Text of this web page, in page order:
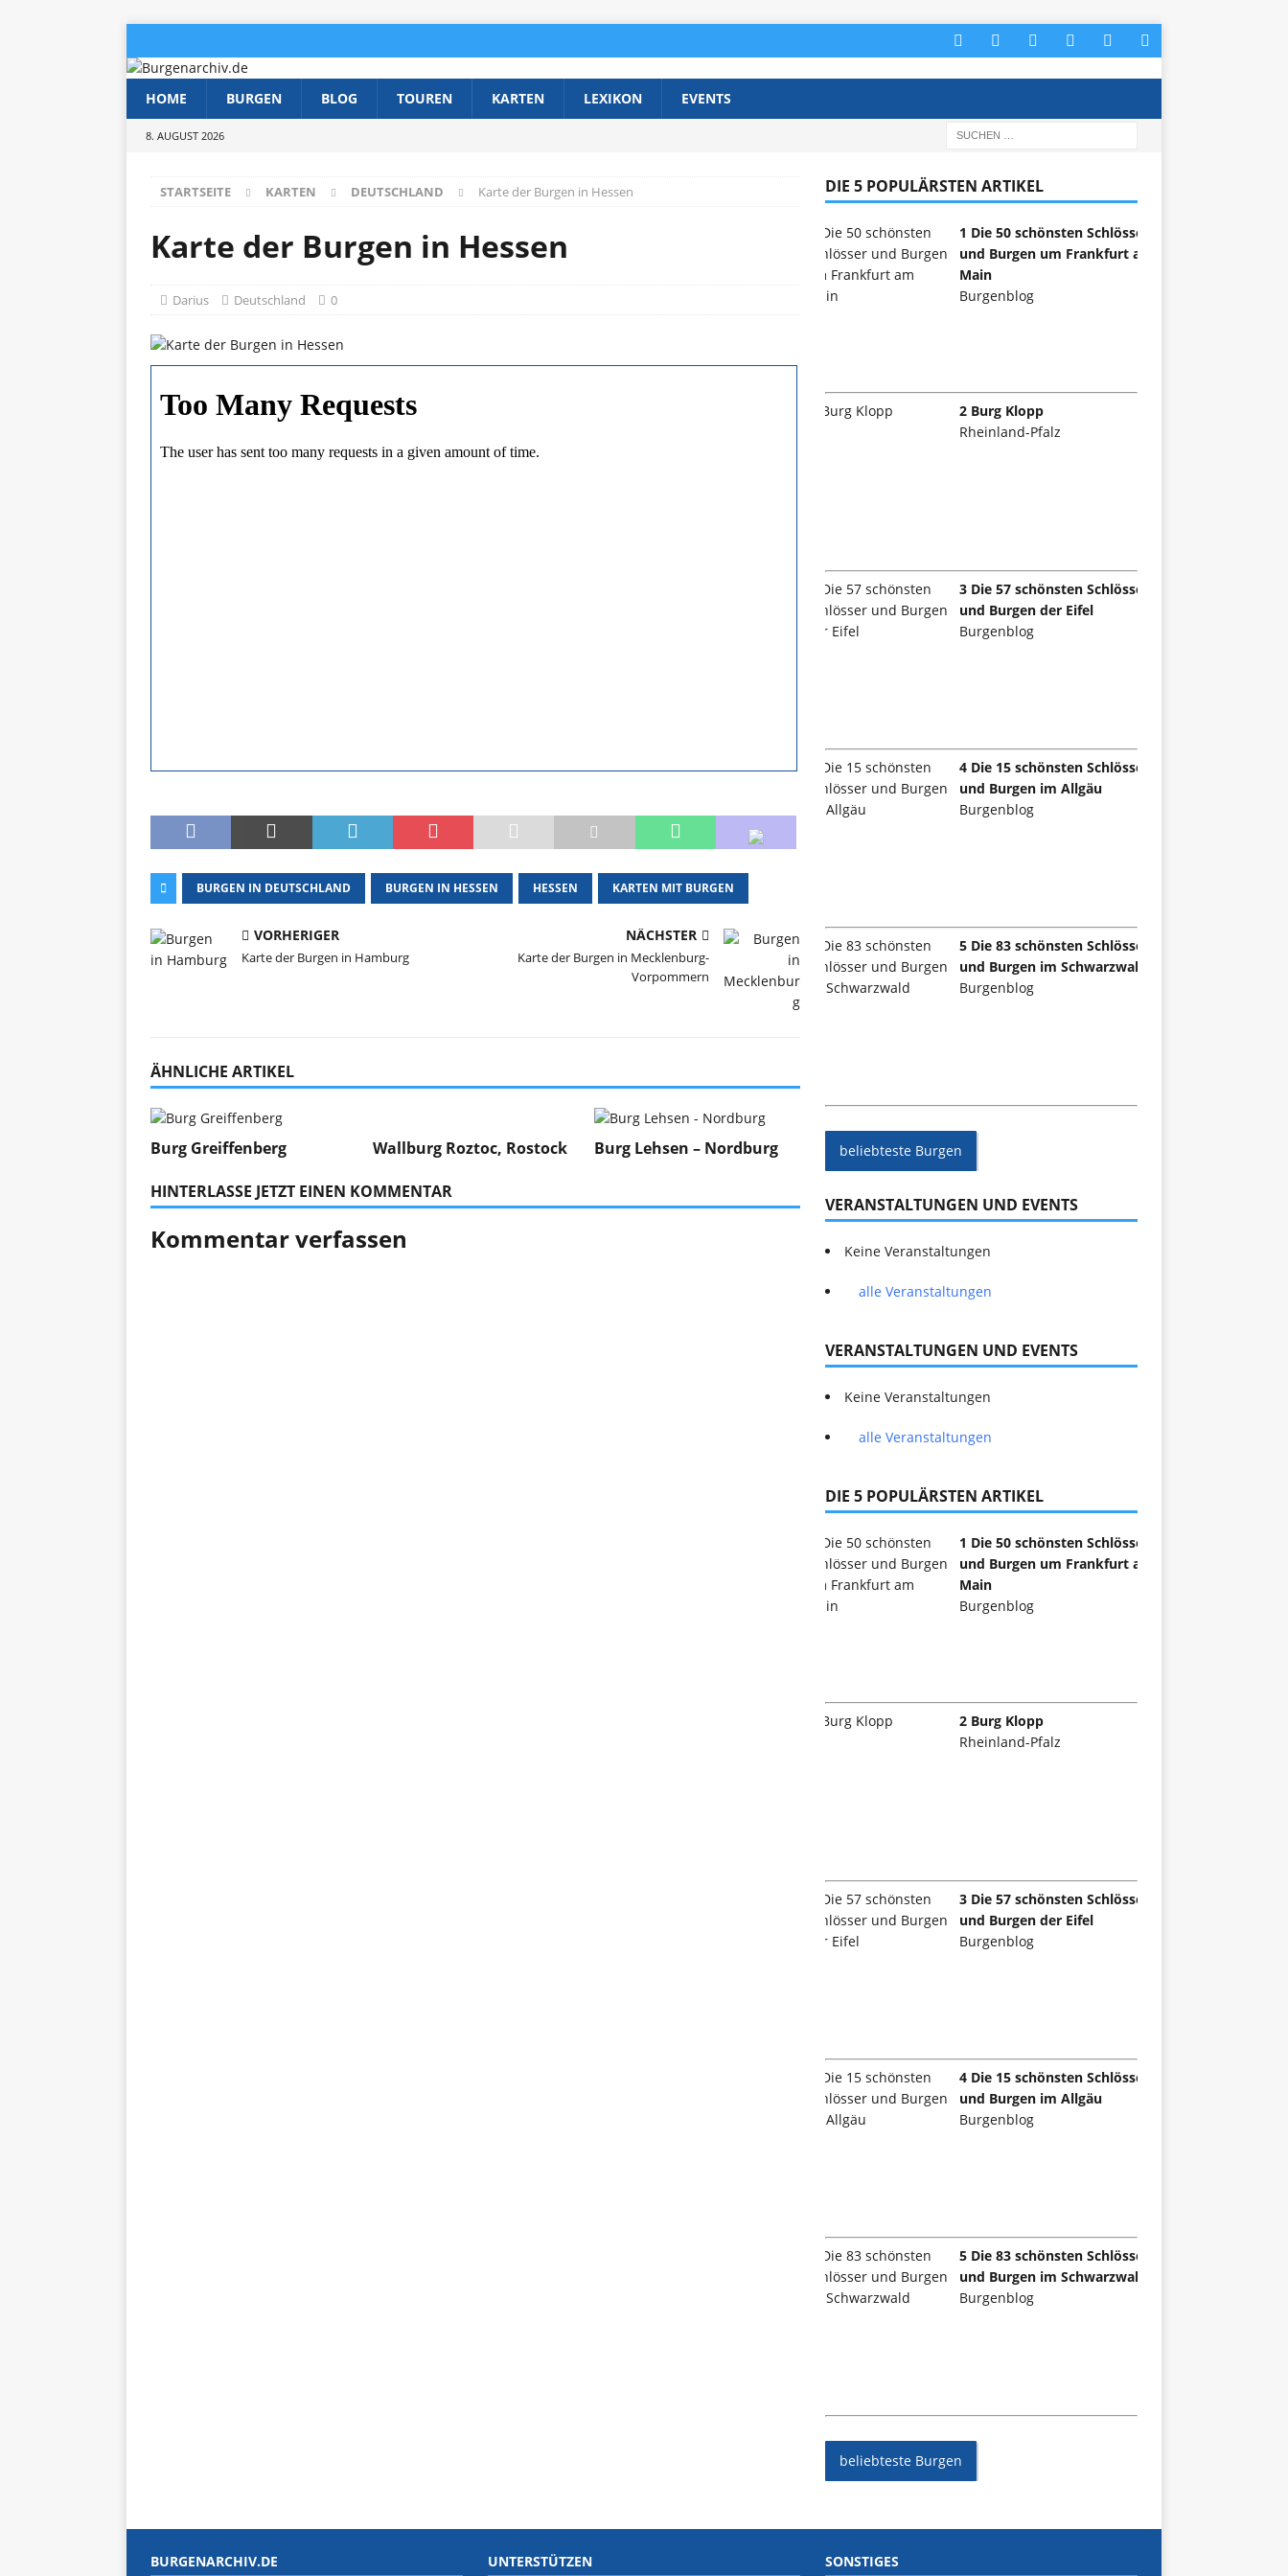
HOME BURGEN BLOG TOUREN KARTEN LEXIKON EVENTS
8. AUGUST 2026
STARTSEITE KARTEN DEUTSCHLAND Karte der Burgen in Hessen
Karte der Burgen in Hessen
Darius Deutschland 0
BURGEN IN DEUTSCHLAND BURGEN IN HESSEN HESSEN KARTEN MIT BURGEN
VORHERIGER
Karte der Burgen in Hamburg
NÄCHSTER
Karte der Burgen in Mecklenburg-
Vorpommern
ÄHNLICHE ARTIKEL
Burg Greiffenberg Wallburg Roztoc, Rostock Burg Lehsen – Nordburg
HINTERLASSE JETZT EINEN KOMMENTAR
Kommentar verfassen
DIE 5 POPULÄRSTEN ARTIKEL
1 Die 50 schönsten Schlösser
und Burgen um Frankfurt am
Main
Burgenblog
2 Burg Klopp
Rheinland-Pfalz
3 Die 57 schönsten Schlösser
und Burgen der Eifel
Burgenblog
4 Die 15 schönsten Schlösser
und Burgen im Allgäu
Burgenblog
5 Die 83 schönsten Schlösser
und Burgen im Schwarzwald
Burgenblog
beliebteste Burgen
VERANSTALTUNGEN UND EVENTS
Keine Veranstaltungen
alle Veranstaltungen
VERANSTALTUNGEN UND EVENTS
Keine Veranstaltungen
alle Veranstaltungen
DIE 5 POPULÄRSTEN ARTIKEL
1 Die 50 schönsten Schlösser
und Burgen um Frankfurt am
Main
Burgenblog
2 Burg Klopp
Rheinland-Pfalz
3 Die 57 schönsten Schlösser
und Burgen der Eifel
Burgenblog
4 Die 15 schönsten Schlösser
und Burgen im Allgäu
Burgenblog
5 Die 83 schönsten Schlösser
und Burgen im Schwarzwald
Burgenblog
beliebteste Burgen
BURGENARCHIV.DE UNTERSTÜTZEN SONSTIGES